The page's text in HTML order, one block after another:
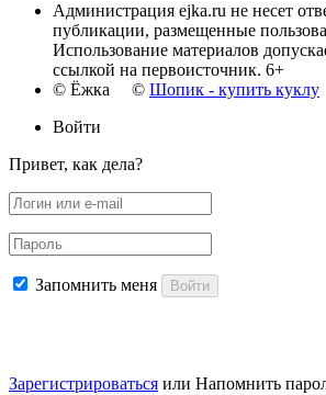
Администрация ejka.ru не несет
публикации, размещенные
Использование материалов
ссылкой на первоисточник. 6+
© Ёжка © Шопик - купить куклу
Войти
Привет, как дела?
Запомнить меня Войти
Зарегистрироваться или Напомнить